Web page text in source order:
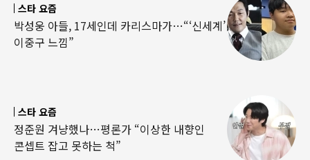
스타 요즘
박성웅 아들, 17세인데 카리스마가…“‘신세계’
이중구 느낌”
스타 요즘
정준원 겨냥했나…평론가 “이상한 내향인
콘셉트 잡고 못하는 척”